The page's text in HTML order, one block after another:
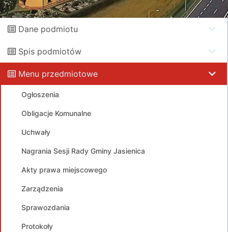
Dane podmiotu
Spis podmiotów
Menu przedmiotowe
Ogłoszenia
Obligacje Komunalne
Uchwały
Nagrania Sesji Rady Gminy Jasienica
Akty prawa miejscowego
Zarządzenia
Sprawozdania
Protokoły